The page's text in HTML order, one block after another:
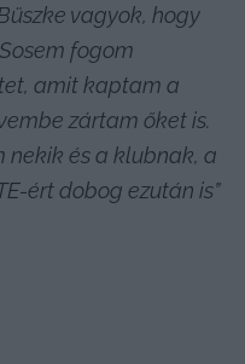
vagyok, hogy
fogom
amit kaptam a
zártam őket is.
és a klubnak, a
ért dobog ezután is”